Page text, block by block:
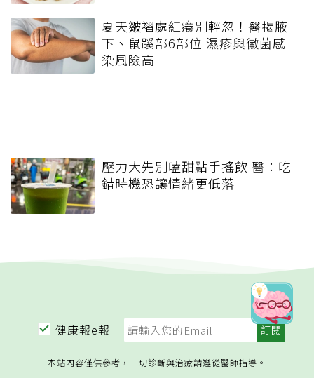
夏天皺褶處紅癢別輕忽！醫揭腋
下、鼠蹊部6部位 濕疹與黴菌感
染風險高
壓力大先別嗑甜點手搖飲 醫：吃
錯時機恐讓情緒更低落
健康報e報
本站內容僅供參考，一切診斷與治療請遵從醫師指導。